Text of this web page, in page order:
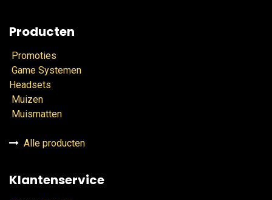
Producten
Promoties
Game Systemen
Headsets
Muizen
Muismatten
Alle producten
Klantenservice